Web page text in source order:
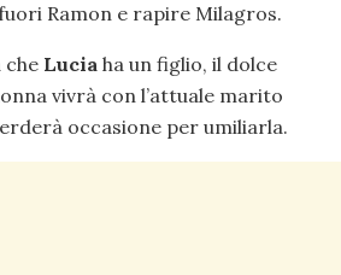
Ramon e rapire Milagros.
che Lucia ha un figlio, il dolce
vivrà con l’attuale marito
occasione per umiliarla.